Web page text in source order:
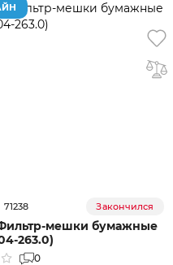
71238 Закончился
мешки бумажные
263.0)
0